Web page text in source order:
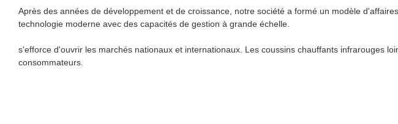
Après des années de développement et de croissance, notre société a formé un modèle
technologie moderne avec des capacités de gestion à grande échelle.
s'efforce d'ouvrir les marchés nationaux et internationaux. Les coussins chauffants infrarouges
consommateurs.